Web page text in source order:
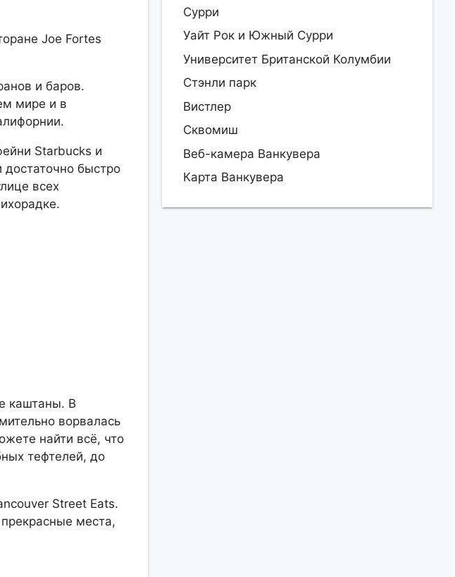
Joe Fortes
и баров.
мире и в
Starbucks и
быстро
всех
каштаны. В
ворвалась
найти всё, что
тефтелей, до
Street Eats.
места,
Сурри
Уайт Рок и Южный Сурри
Университет Британской Колумбии
Стэнли парк
Вистлер
Сквомиш
Веб-камера Ванкувера
Карта Ванкувера